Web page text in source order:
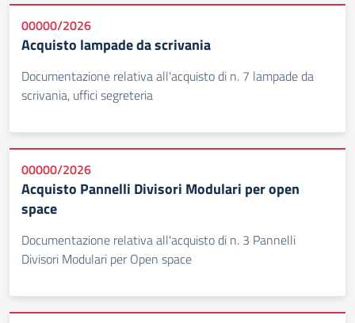
00000/2026
Acquisto lampade da scrivania
Documentazione relativa all'acquisto di n. 7 lampade da
scrivania, uffici segreteria
00000/2026
Acquisto Pannelli Divisori Modulari per open
space
Documentazione relativa all'acquisto di n. 3 Pannelli
Divisori Modulari per Open space